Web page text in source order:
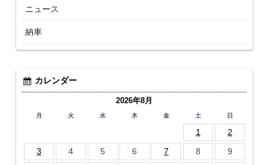
ニュース
納車
カレンダー
2026年8月
月 火 水 木 金 土 日
1
2
3
4 5 6 7 8
9